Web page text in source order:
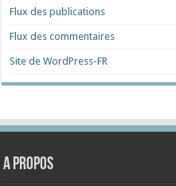
Flux des publications
Flux des commentaires
Site de WordPress-FR
A propos